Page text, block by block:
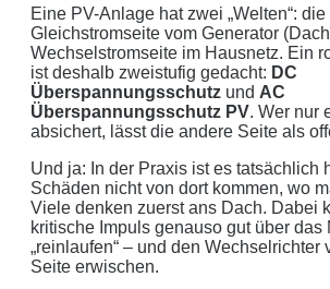
Eine PV-Anlage hat zwei „Welten“: die
Gleichstromseite vom Generator
Wechselstromseite im Hausnetz. Ein
ist deshalb zweistufig gedacht: DC
Überspannungsschutz und AC
Überspannungsschutz PV. Wer nur
absichert, lässt die andere Seite als
Und ja: In der Praxis ist es tatsächlich
Schäden nicht von dort kommen, wo
Viele denken zuerst ans Dach. Dabei
kritische Impuls genauso gut über das
„reinlaufen“ – und den Wechselrichter
Seite erwischen.